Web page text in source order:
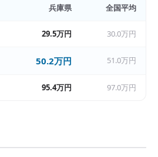
兵庫県 全国平均
29.5万円 30.0万円
50.2万円 51.0万円
95.4万円 97.0万円